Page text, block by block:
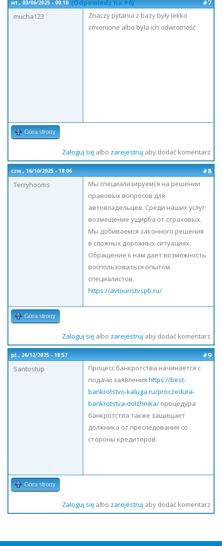
wt., 03/06/2025 - 00:10 (Odpowiedz na #6)
#7
mucha123
Znaczy pytania z bazy były lekko
zmienione albo była ich odwrotność
Góra strony
Zaloguj sięalbo zarejestruj aby dodać komentarz
czw., 16/10/2025 - 18:06
#8
Terryhooms
Мы специализируемся на решении
правовых вопросов для
автовладельцев. Среди наших услуг:
возмещение ущирба от страховых.
Мы добиваемся законного решения
в сложных дорожных ситуациях.
Обращение к нам дает возможность
воспользоваться опытом
специалистов.
https://avtouristvspb.ru/
Góra strony
Zaloguj sięalbo zarejestruj aby dodać komentarz
pt., 26/12/2025 - 18:57
#9
Santostup
Процесс банкротства начинается с
подачи заявления https://best-
bankrotstvo-kaluga.ru/proczedura-
bankrotstva-dolzhnika/ процедура
банкротства также защищает
должника от преследования со
стороны кредиторов.
Góra strony
Zaloguj sięalbo zarejestruj aby dodać komentarz